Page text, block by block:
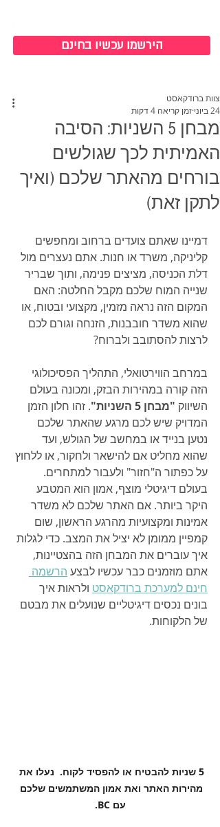
הירשמו עכשיו בחינם
מבחן 5 השניות: הסיבה
האמיתית לכך שגולשים
בורחים מהאתר שלכם (ואיך
לתקן זאת)
צוות ברודקאסט
24 ביוני
זמן קריאה 4 דקות
דמיינו שאתם צועדים ברחוב ומחפשים
קליניקה, משרד או חנות. אתם נעצרים מול
דלת הכניסה, מציצים פנימה, ותוך שבריר
שנייה המוח שלכם מקבל החלטה: האם
המקום הזה נראה מזמין, מקצועי ובטוח, או
שהוא משדר חובבנות, הזנחה וגורם לכם
לרצות להסתובב ולברוח?
במרחב הווירטואלי, התהליך הפסיכולוגי
הזה קורה במהירות הבזק, ומכונה בעולם
השיווק "מבחן 5 השניות"
. זהו חלון הזמן
המדויק שיש לכם מרגע שהאתר שלכם
נטען בנייד או במחשב של הגולש, ועד
שהוא מחליט אם להישאר ולחקור, או ללחוץ
על כפתור ה"חזור" ולעבור למתחרים.
בעולם דיגיטלי מוצף, אמון הוא המטבע
היקר ביותר. אם האתר שלכם לא משדר
אמינות ומקצועיות מהרגע הראשון, שום
קמפיין ממומן לא יציל את המצב. כדי לגלות
איך עוברים את המבחן הזה בהצטיינות,
אתם מוזמנים כבר עכשיו לבצע הרשמה
חינם למערכת ברודקאסט ולראות איך
בונים נכסים דיגיטליים שנועלים את מבטם
של הלקוחות.
5 שניות להבטיח או להפסיד לקוח.  נעלו את
מהירות האתר ואת אמון המשתמשים שלכם
עם BC.